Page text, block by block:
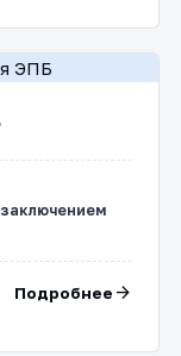
Подробнее arrow_forward